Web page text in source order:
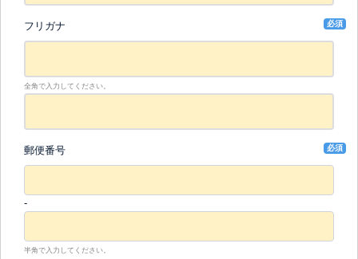
フリガナ 必須
全角で入力してください。
郵便番号 必須
-
半角で入力してください。